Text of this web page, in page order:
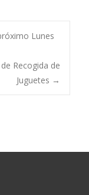
Lunes
Recogida de
Juguetes →